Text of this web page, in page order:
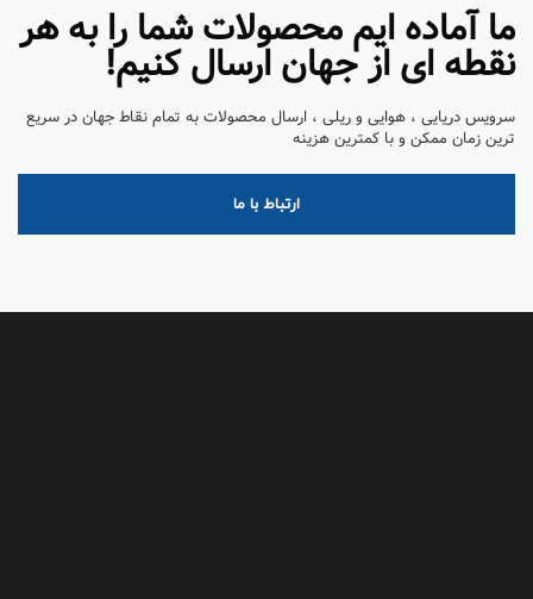
ما آماده ایم محصولات شما را به هر
نقطه ای از جهان ارسال کنیم!
سرویس دریایی ، هوایی و ریلی ، ارسال محصولات به تمام نقاط جهان در سریع
ترین زمان ممکن و با کمترین هزینه
ارتباط با ما